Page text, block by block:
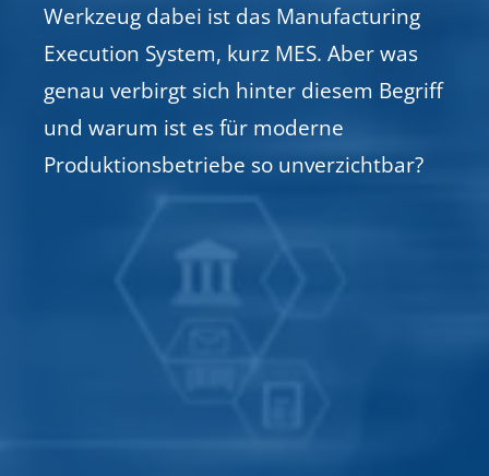
Werkzeug dabei ist das Manufacturing
Execution System, kurz MES. Aber was
genau verbirgt sich hinter diesem Begriff
und warum ist es für moderne
Produktionsbetriebe so unverzichtbar?